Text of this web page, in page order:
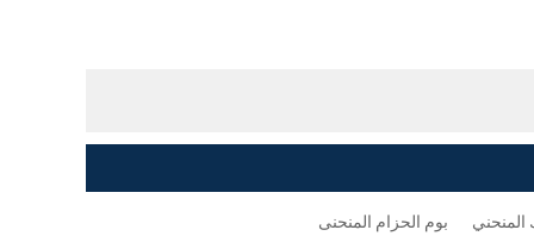
بوم الحزام المنحنى